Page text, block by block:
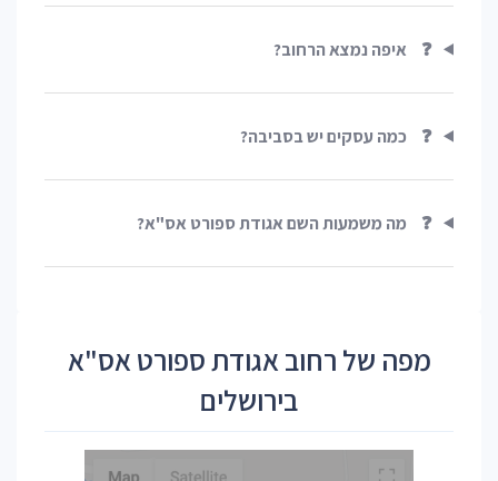
❓ איפה נמצא הרחוב?
❓ כמה עסקים יש בסביבה?
❓ מה משמעות השם אגודת ספורט אס"א?
מפה של רחוב אגודת ספורט אס"א
בירושלים